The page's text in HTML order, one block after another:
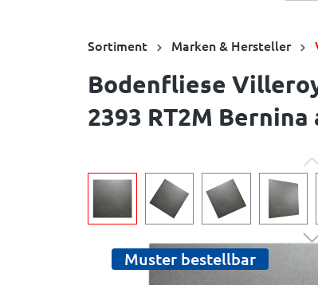
Sortiment Marken & Hersteller
Bodenfliese
2393 RT2M
Muster bestellbar